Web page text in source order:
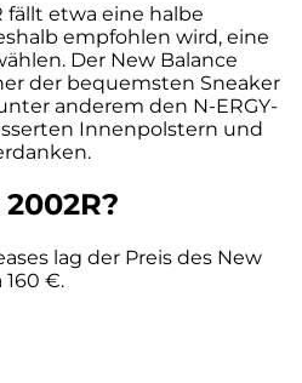
fällt etwa eine halbe
empfohlen wird, eine
Der New Balance
der bequemsten Sneaker
anderem den N-ERGY-
Innenpolstern und
lag der Preis des New
160 €.